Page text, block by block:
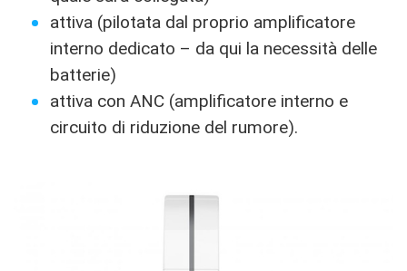
attiva (pilotata dal proprio amplificatore
interno dedicato – da qui la necessità delle
batterie)
attiva con ANC (amplificatore interno e
circuito di riduzione del rumore).